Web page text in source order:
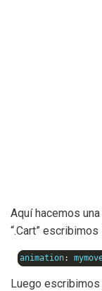
Aquí hacemos
“.Cart”
animation:
Luego